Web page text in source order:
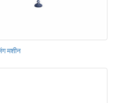
मशीन